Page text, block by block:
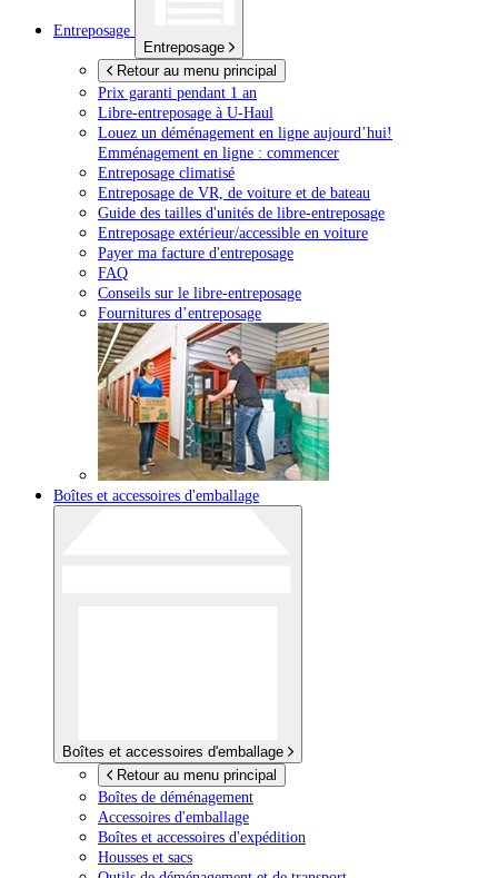
Entreposage
Entreposage
Retour au menu principal
Prix garanti pendant 1 an
Libre-entreposage à U-Haul
Louez un déménagement en ligne aujourd’hui!
Emménagement en ligne : commencer
Entreposage climatisé
Entreposage de VR, de voiture et de bateau
Guide des tailles d'unités de libre-entreposage
Entreposage extérieur/accessible en voiture
Payer ma facture d'entreposage
FAQ
Conseils sur le libre-entreposage
Fournitures d’entreposage
Boîtes et accessoires d'emballage
Boîtes et accessoires d'emballage
Retour au menu principal
Boîtes de déménagement
Accessoires d'emballage
Boîtes et accessoires d'expédition
Housses et sacs